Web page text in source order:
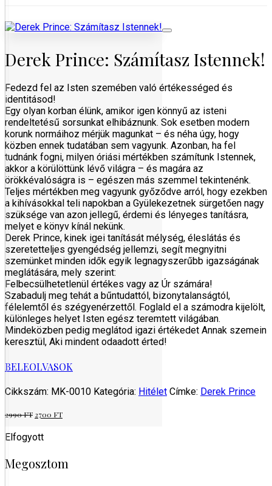
Derek Prince: Számítasz Istennek!
Fedezd fel az Isten szemében való értékességed és
identitásod!
Egy olyan korban élünk, amikor igen könnyű az isteni
rendeltetésű sorsunkat elhibáznunk. Sok esetben modern
korunk normáihoz mérjük magunkat – és néha úgy, hogy
közben ennek tudatában sem vagyunk. Azonban, ha fel
tudnánk fogni, milyen óriási mértékben számítunk Istennek,
akkor a körülöttünk lévő világra – és magára az
örökkévalóságra is – egészen más szemmel tekintenénk.
Teljes mértékben meg vagyunk győződve arról, hogy ezekben
a kihívásokkal teli napokban a Gyülekezetnek sürgetően nagy
szüksége van azon jellegű, érdemi és lényeges tanításra,
melyet e könyv kínál nekünk.
Derek Prince, kinek igei tanítását mélység, éleslátás és
szeretetteljes gyengédség jellemzi, segít megnyitni
szemünket minden idők egyik legnagyszerűbb igazságának
meglátására, mely szerint:
Felbecsülhetetlenül értékes vagy az Úr számára!
Szabadulj meg tehát a bűntudattól, bizonytalanságtól,
félelemtől és szégyenérzettől. Foglald el a számodra kijelölt,
különleges helyet Isten egész teremtett világában.
Mindeközben pedig meglátod igazi értékedet Annak szemein
keresztül, Aki mindent odaadott érted!
BELEOLVASOK
Cikkszám: MK-0010 Kategória: Hitélet Címke: Derek Prince
2990FT Original
was:
2990 Ft.
2700 FTCurrent
Elfogyott
Megosztom